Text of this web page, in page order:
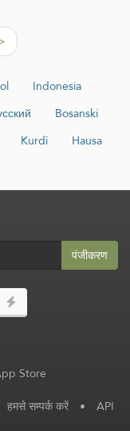
Indonesia
Bosanski
Kurdî
Hausa
पंजीकरण
हमसे सम्पर्क करें • API